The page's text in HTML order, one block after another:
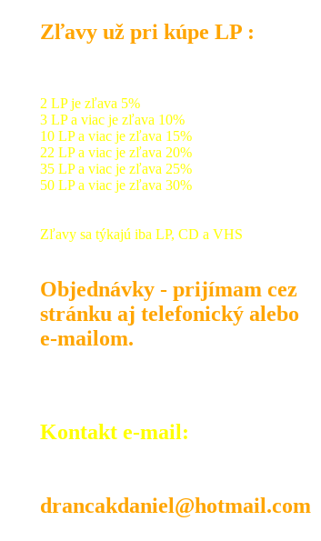
Zľavy už pri kúpe LP :
2 LP je zľava 5%
3 LP a viac je zľava 10%
10 LP a viac je zľava 15%
22 LP a viac je zľava 20%
35 LP a viac je zľava 25%
50 LP a viac je zľava 30%
Zľavy sa týkajú iba LP, CD a VHS
Objednávky - prijímam cez
stránku aj telefonický alebo
e-mailom.
Kontakt e-mail:
drancakdaniel@hotmail.com